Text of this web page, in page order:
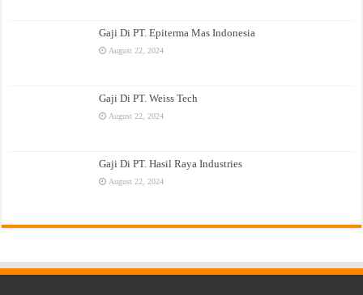
Gaji Di PT. Epiterma Mas Indonesia
August 22, 2024
Gaji Di PT. Weiss Tech
August 22, 2024
Gaji Di PT. Hasil Raya Industries
August 22, 2024